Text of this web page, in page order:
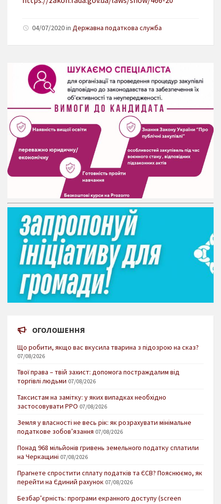
04/07/2020 in Державна податкова служба
ОГОЛОШЕННЯ
Що робити, якщо вас вкусила тварина з підозрою на сказ?
07/08/2026
Твої права – твій захист: допомога постраждалим від
торгівлі людьми 07/08/2026
Таксистам на замітку: у яких випадках необхідно
застосовувати РРО 07/08/2026
Земля у власності не весь рік: як розрахувати мінімальне
податкове зобов’язання 07/08/2026
Понад 968 мільйонів гривень земельного податку сплатили
на Черкащині 07/08/2026
Прагнете спростити сплату податків та ЄСВ? Пояснюємо, як
перейти на Єдиний рахунок 07/08/2026
Безбар’єрність: програми екранного доступу (screen